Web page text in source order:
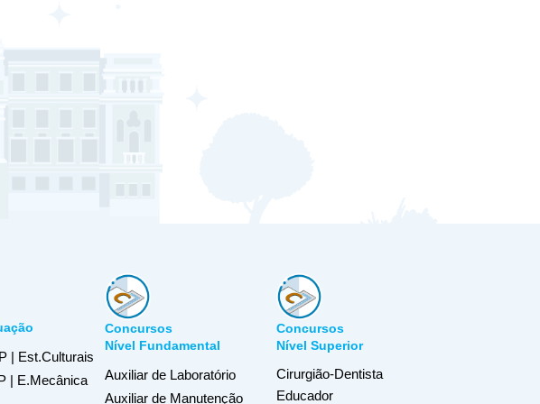
| Est.Culturais
| E.Mecânica
Concursos
Nível Fundamental
Auxiliar de Laboratório
Auxiliar de Manutenção
Concursos
Nível Superior
Cirurgião-Dentista
Educador